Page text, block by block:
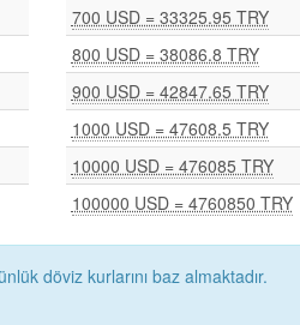
700 USD = 33325.95 TRY
800 USD = 38086.8 TRY
900 USD = 42847.65 TRY
1000 USD = 47608.5 TRY
10000 USD = 476085 TRY
100000 USD = 4760850 TRY
döviz kurlarını baz almaktadır.